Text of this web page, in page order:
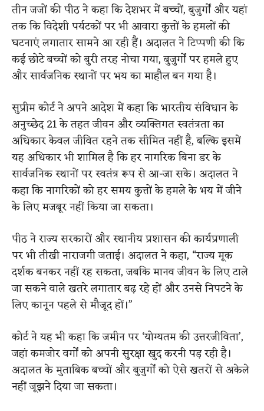
तीन जजों की पीठ ने कहा कि देशभर में बच्चों, बुजुर्गों और यहां
तक कि विदेशी पर्यटकों पर भी आवारा कुत्तों के हमलों की
घटनाएं लगातार सामने आ रही हैं। अदालत ने टिप्पणी की कि
कई छोटे बच्चों को बुरी तरह नोचा गया, बुजुर्गों पर हमले हुए
और सार्वजनिक स्थानों पर भय का माहौल बन गया है।
सुप्रीम कोर्ट ने अपने आदेश में कहा कि भारतीय संविधान के
अनुच्छेद 21 के तहत जीवन और व्यक्तिगत स्वतंत्रता का
अधिकार केवल जीवित रहने तक सीमित नहीं है, बल्कि इसमें
यह अधिकार भी शामिल है कि हर नागरिक बिना डर के
सार्वजनिक स्थानों पर स्वतंत्र रूप से आ-जा सके। अदालत ने
कहा कि नागरिकों को हर समय कुत्तों के हमले के भय में जीने
के लिए मजबूर नहीं किया जा सकता।
पीठ ने राज्य सरकारों और स्थानीय प्रशासन की कार्यप्रणाली
पर भी तीखी नाराजगी जताई। अदालत ने कहा, “राज्य मूक
दर्शक बनकर नहीं रह सकता, जबकि मानव जीवन के लिए टाले
जा सकने वाले खतरे लगातार बढ़ रहे हों और उनसे निपटने के
लिए कानून पहले से मौजूद हों।”
कोर्ट ने यह भी कहा कि जमीन पर ‘योग्यतम की उत्तरजीविता’,
जहां कमजोर वर्गों को अपनी सुरक्षा खुद करनी पड़ रही है।
अदालत के मुताबिक बच्चों और बुजुर्गों को ऐसे खतरों से अकेले
नहीं जूझने दिया जा सकता।